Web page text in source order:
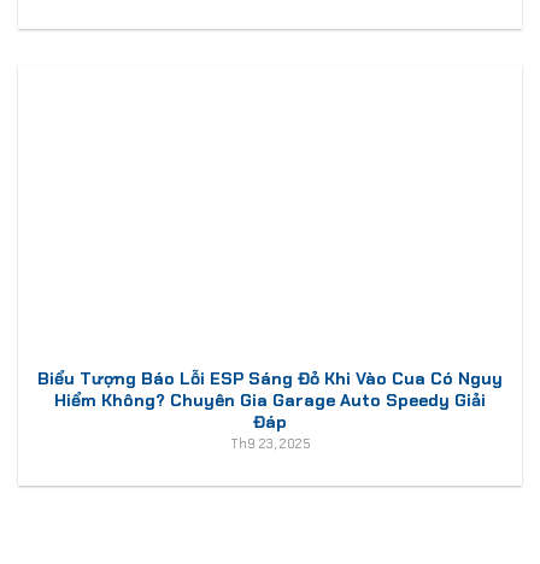
Biểu Tượng Báo Lỗi ESP Sáng Đỏ Khi Vào Cua Có Nguy
Hiểm Không? Chuyên Gia Garage Auto Speedy Giải
Đáp
Th9 23, 2025